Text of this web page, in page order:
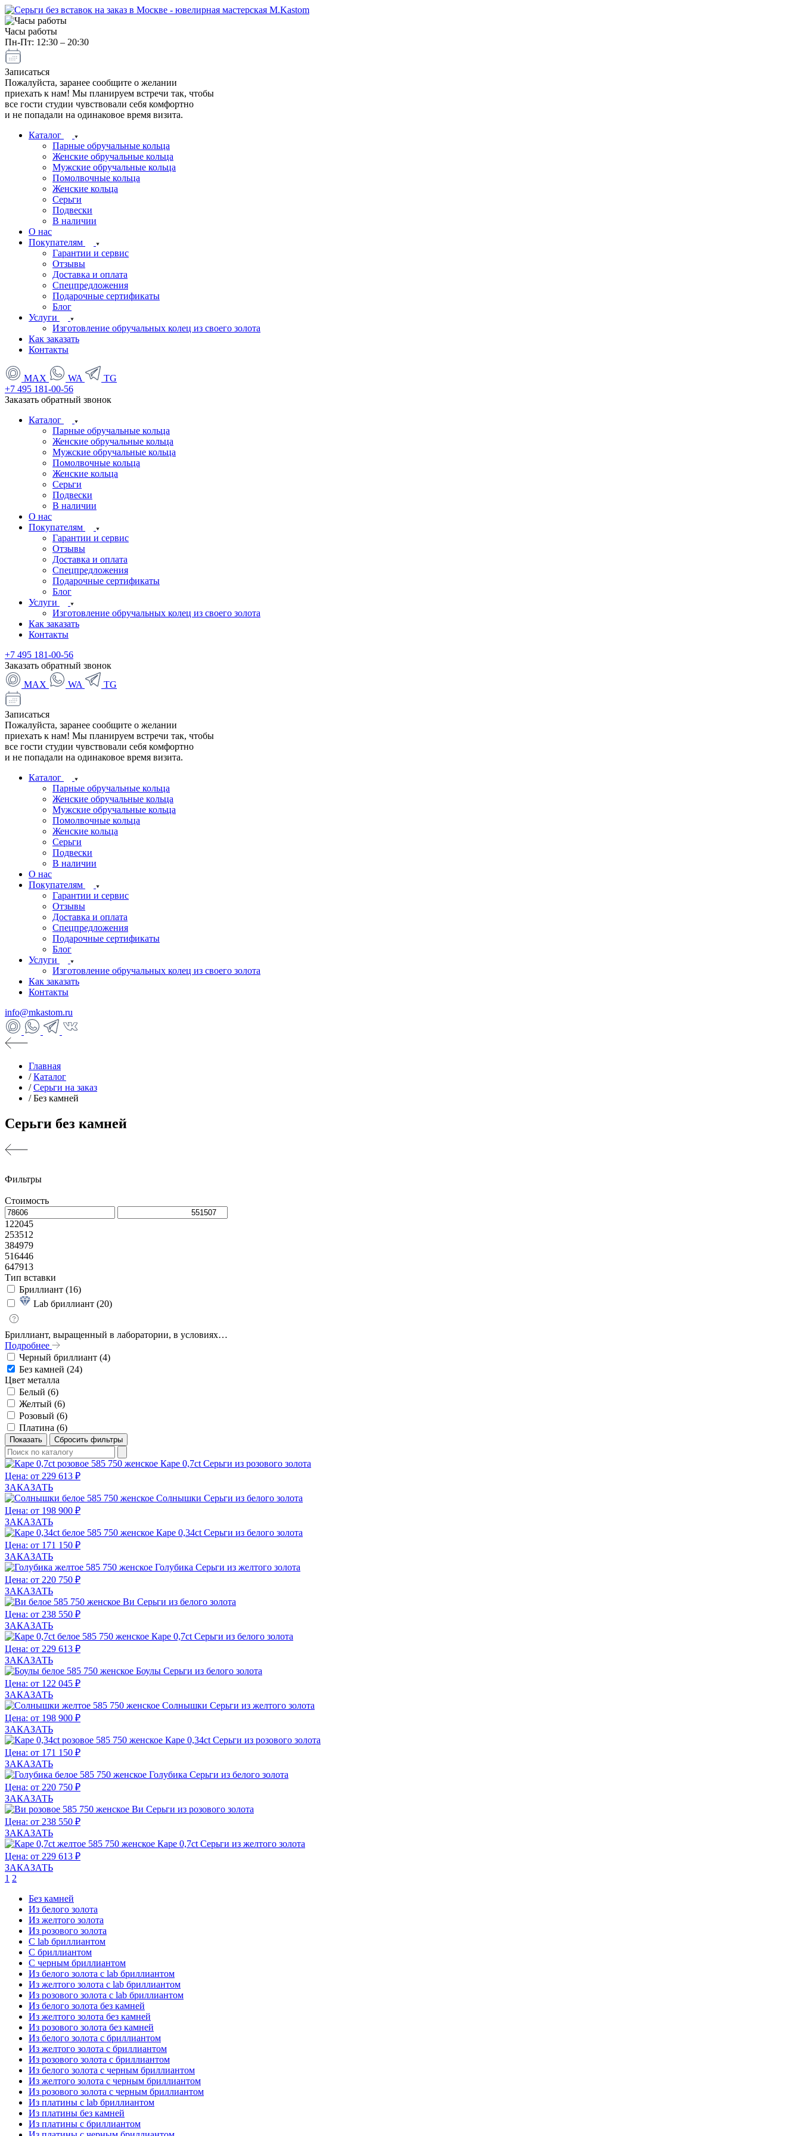
Часы работы
Пн-Пт: 12:30 – 20:30
Записаться
Пожалуйста, заранее сообщите о желании
приехать к нам! Мы планируем встречи так, чтобы
все гости студии чувствовали себя комфортно
и не попадали на одинаковое время визита.
Каталог
Парные обручальные кольца
Женские обручальные кольца
Мужские обручальные кольца
Помолвочные кольца
Женские кольца
Серьги
Подвески
В наличии
О нас
Покупателям
Гарантии и сервис
Отзывы
Доставка и оплата
Спецпредложения
Подарочные сертификаты
Блог
Услуги
Изготовление обручальных колец из своего золота
Как заказать
Контакты
MAX WA
TG
+7 495 181-00-56
Заказать обратный звонок
Каталог
Парные обручальные кольца
Женские обручальные кольца
Мужские обручальные кольца
Помолвочные кольца
Женские кольца
Серьги
Подвески
В наличии
О нас
Покупателям
Гарантии и сервис
Отзывы
Доставка и оплата
Спецпредложения
Подарочные сертификаты
Блог
Услуги
Изготовление обручальных колец из своего золота
Как заказать
Контакты
+7 495 181-00-56
Заказать обратный звонок
MAX
WA TG
Записаться
Пожалуйста, заранее сообщите о желании
приехать к нам! Мы планируем встречи так, чтобы
все гости студии чувствовали себя комфортно
и не попадали на одинаковое время визита.
Каталог
Парные обручальные кольца
Женские обручальные кольца
Мужские обручальные кольца
Помолвочные кольца
Женские кольца
Серьги
Подвески
В наличии
О нас
Покупателям
Гарантии и сервис
Отзывы
Доставка и оплата
Спецпредложения
Подарочные сертификаты
Блог
Услуги
Изготовление обручальных колец из своего золота
Как заказать
Контакты
info@mkastom.ru
Главная
/ Каталог
/ Серьги на заказ
/ Без камней
Серьги без камней
Фильтры
Стоимость
122045
253512
384979
516446
647913
Тип вставки
Бриллиант (16)
Lab бриллиант (20)
Бриллиант, выращенный в лаборатории, в условиях…
Подробнее
Черный бриллиант (4)
Без камней (24)
Цвет металла
Белый (6)
Желтый (6)
Розовый (6)
Платина (6)
Каре 0,7ct Серьги из розового золота
Цена: от 229 613 ₽
ЗАКАЗАТЬ
Солнышки Серьги из белого золота
Цена: от 198 900 ₽
ЗАКАЗАТЬ
Каре 0,34ct Серьги из белого золота
Цена: от 171 150 ₽
ЗАКАЗАТЬ
Голубика Серьги из желтого золота
Цена: от 220 750 ₽
ЗАКАЗАТЬ
Ви Серьги из белого золота
Цена: от 238 550 ₽
ЗАКАЗАТЬ
Каре 0,7ct Серьги из белого золота
Цена: от 229 613 ₽
ЗАКАЗАТЬ
Боулы Серьги из белого золота
Цена: от 122 045 ₽
ЗАКАЗАТЬ
Солнышки Серьги из желтого золота
Цена: от 198 900 ₽
ЗАКАЗАТЬ
Каре 0,34ct Серьги из розового золота
Цена: от 171 150 ₽
ЗАКАЗАТЬ
Голубика Серьги из белого золота
Цена: от 220 750 ₽
ЗАКАЗАТЬ
Ви Серьги из розового золота
Цена: от 238 550 ₽
ЗАКАЗАТЬ
Каре 0,7ct Серьги из желтого золота
Цена: от 229 613 ₽
ЗАКАЗАТЬ
1 2
Без камней
Из белого золота
Из желтого золота
Из розового золота
С lab бриллиантом
С бриллиантом
С черным бриллиантом
Из белого золота с lab бриллиантом
Из желтого золота с lab бриллиантом
Из розового золота с lab бриллиантом
Из белого золота без камней
Из желтого золота без камней
Из розового золота без камней
Из белого золота с бриллиантом
Из желтого золота с бриллиантом
Из розового золота с бриллиантом
Из белого золота с черным бриллиантом
Из желтого золота с черным бриллиантом
Из розового золота с черным бриллиантом
Из платины с lab бриллиантом
Из платины без камней
Из платины с бриллиантом